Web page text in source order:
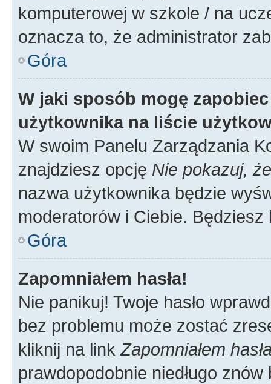
komputerowej w szkole / na
oznacza to, że administrator
Góra
W jaki sposób mogę
użytkownika na liście
W swoim Panelu Zarządzania
znajdziesz opcję Nie pokazuj,
nazwa użytkownika będzie
moderatorów i Ciebie.
Góra
Zapomniałem hasła!
Nie panikuj! Twoje hasło
bez problemu może zostać
kliknij na link Zapomniałem
prawdopodobnie niedługo